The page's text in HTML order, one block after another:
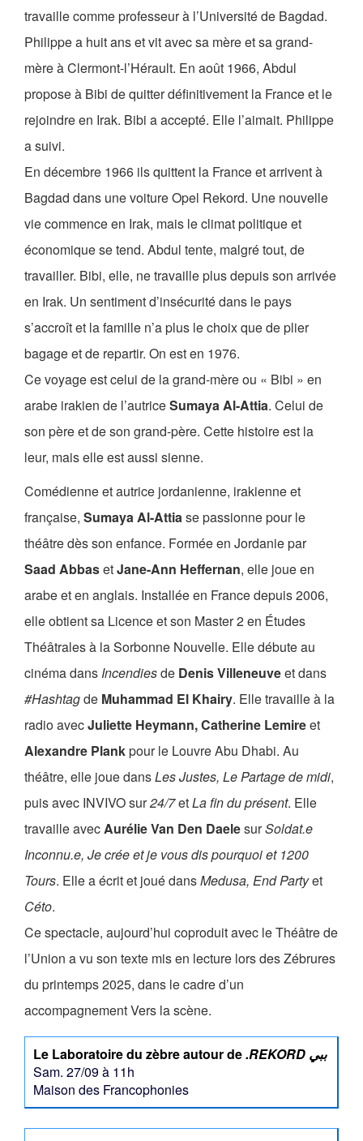
travaille comme professeur à l’Université de Bagdad.
Philippe a huit ans et vit avec sa mère et sa grand-
mère à Clermont-l’Hérault. En août 1966, Abdul
propose à Bibi de quitter définitivement la France et le
rejoindre en Irak. Bibi a accepté. Elle l’aimait. Philippe
a suivi.
En décembre 1966 ils quittent la France et arrivent à
Bagdad dans une voiture Opel Rekord. Une nouvelle
vie commence en Irak, mais le climat politique et
économique se tend. Abdul tente, malgré tout, de
travailler. Bibi, elle, ne travaille plus depuis son arrivée
en Irak. Un sentiment d’insécurité dans le pays
s’accroît et la famille n’a plus le choix que de plier
bagage et de repartir. On est en 1976.
Ce voyage est celui de la grand-mère ou « Bibi » en
arabe irakien de l’autriceSumaya Al-Attia. Celui de
son père et de son grand-père. Cette histoire est la
leur, mais elle est aussi sienne.
Comédienne et autrice jordanienne, irakienne et
française, Sumaya Al-Attiase passionne pour le
théâtre dès son enfance. Formée en Jordanie par
Saad AbbasetJane-Ann Heffernan, elle joue en
arabe et en anglais. Installée en France depuis 2006,
elle obtient sa Licence et son Master 2 en Études
Théâtrales à la Sorbonne Nouvelle. Elle débute au
cinéma dans Incendiesde Denis Villeneuveet dans
#Hashtagde Muhammad El Khairy. Elle travaille à la
radio avecJuliette Heymann, Catherine Lemireet
Alexandre Plankpour le Louvre Abu Dhabi. Au
théâtre, elle joue dansLes Justes, Le Partage de midi,
puis avec INVIVO sur24/7etLa fin du présent. Elle
travaille avecAurélie Van Den DaelesurSoldat.e
Inconnu.e, Je crée et je vous dis pourquoi et 1200
Tours. Elle a écrit et joué dansMedusa, End Partyet
Céto.
Ce spectacle, aujourd’hui coproduit avec le Théâtre de
l’Union a vu son texte mis en lecture lors des Zébrures
du printemps 2025, dans le cadre d’un
accompagnement Vers la scène.
Le Laboratoire du zèbre autour de
.REKORD ببي
Sam. 27/09 à 11h
Maison des Francophonies